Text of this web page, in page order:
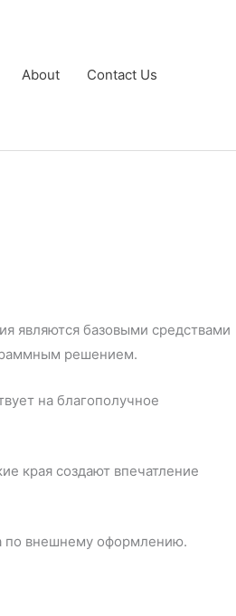
About Contact Us
являются базовыми средствами
решением.
на благополучное
края создают впечатление
по внешнему оформлению.